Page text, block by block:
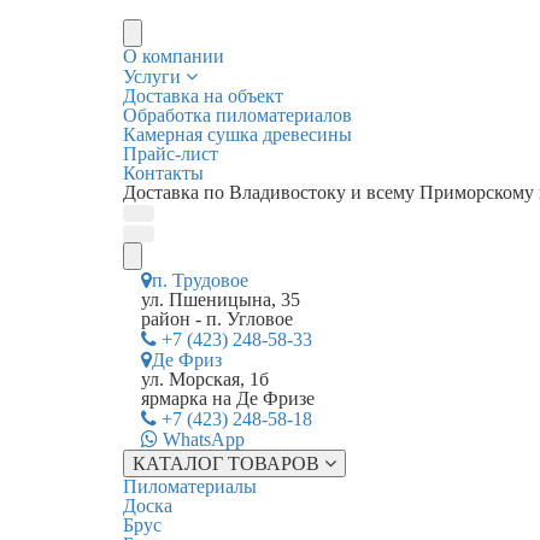
О компании
Услуги
Доставка на объект
Обработка пиломатериалов
Камерная сушка древесины
Прайс-лист
Контакты
Доставка по Владивостоку и всему
п. Трудовое
ул. Пшеницына, 35
район - п. Угловое
+7 (423) 248-58-33
Де Фриз
ул. Морская, 1б
ярмарка на Де Фризе
+7 (423) 248-58-18
WhatsApp
КАТАЛОГ ТОВАРОВ
Пиломатериалы
Доска
Брус